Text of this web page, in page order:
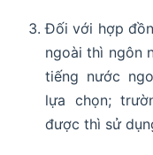
Đối với hợp
ngoài thì ngôn
tiếng nước
lựa chọn;
được thì sử